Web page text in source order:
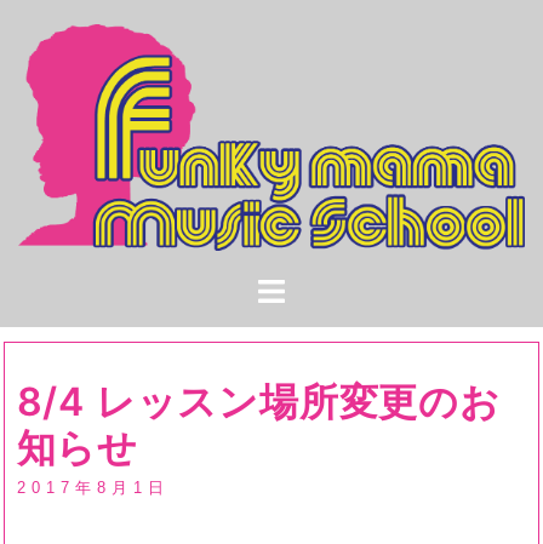
8/4 レッスン場所変更のお
知らせ
2017年8月1日